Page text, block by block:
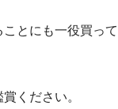
とにも一役買って
ください。